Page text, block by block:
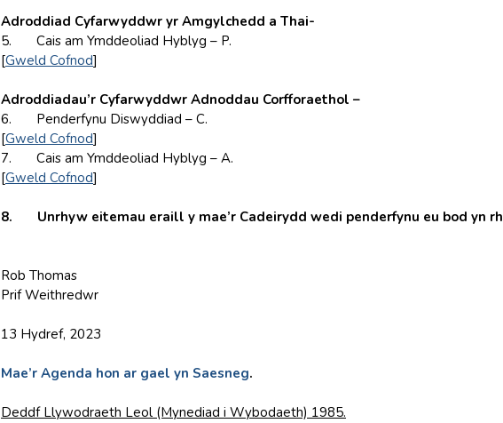
Adroddiad Cyfarwyddwr yr Amgylchedd a Thai-
5. Cais am Ymddeoliad Hyblyg – P.
[Gweld Cofnod]
Adroddiadau’r Cyfarwyddwr Adnoddau Corfforaethol –
6. Penderfynu Diswyddiad – C.
[Gweld Cofnod]
7. Cais am Ymddeoliad Hyblyg – A.
[Gweld Cofnod]
8. Unrhyw eitemau eraill y mae’r Cadeirydd wedi penderfynu eu bod yn
Rob Thomas
Prif Weithredwr
13 Hydref, 2023
Mae’r Agenda hon ar gael yn Saesneg.
Deddf Llywodraeth Leol (Mynediad i Wybodaeth) 1985.